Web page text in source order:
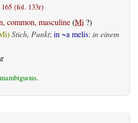
(fol. 133r)
common, masculine(Mi ?)
Stich, Punkt; in ~a melis: in einem
.